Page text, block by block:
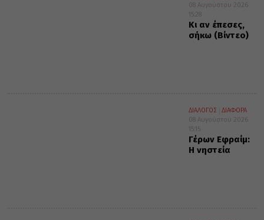
08 Αυγούστου 2026
15:28
Κι αν έπεσες,
σήκω (Βίντεο)
ΔΙΑΛΟΓΟΣ
ΔΙΑΦΟΡΑ
08 Αυγούστου 2026
15:15
Γέρων Εφραίμ:
Η νηστεία